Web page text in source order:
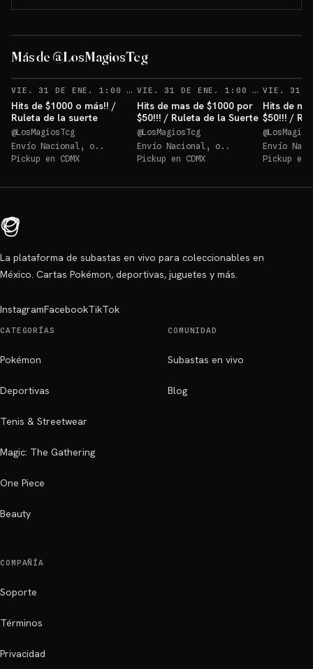
Más de @LosMagiosTcg
VIE. 31 DE ENE. 1:00 AM
Hits de $1000 o más!! /
Ruleta de la suerte
@LosMagiosTcg
Envío Nacional, o..
Pickup en CDMX
VIE. 31 DE ENE. 1:00 AM
Hits de mas de $1000 por
$50!!! / Ruleta de la Suerte
@LosMagiosTcg
Envío Nacional, o..
Pickup en CDMX
Hits de
$50!!! /
@
Envío
Pickup en
La plataforma de subastas en vivo para coleccionables en
México. Cartas Pokémon, deportivas, juguetes y más.
InstagramFacebookTikTok
CATEGORÍAS
Pokémon
Deportivas
Tenis & Streetwear
Magic: The Gathering
One Piece
Beauty
COMUNIDAD
Subastas en vivo
Blog
COMPAÑÍA
Soporte
Términos
Privacidad